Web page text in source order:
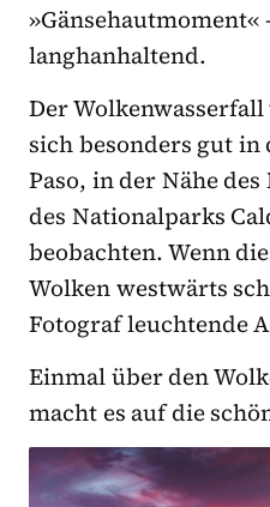
»Gänsehautmoment«
langhanhaltend.
Der
sich besonders gut in
Paso, in der Nähe
des Nationalparks
beobachten. Wenn
Wolken westwärts
Fotograf leuchtende
Einmal über den
macht es auf die